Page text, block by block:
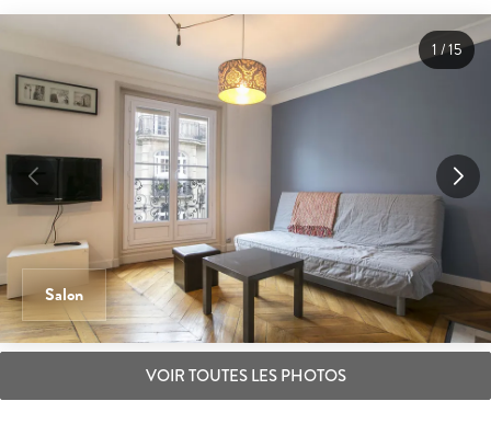
Salon
1/15
VOIR TOUTES LES PHOTOS